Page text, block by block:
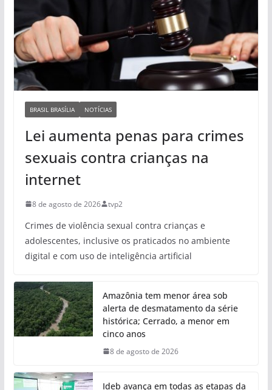
BRASIL BRASÍLIA NOTÍCIAS
Lei aumenta penas para crimes
sexuais contra crianças na
internet
8 de agosto de 2026 tvp2
Crimes de violência sexual contra crianças e
adolescentes, inclusive os praticados no ambiente
digital e com uso de inteligência artificial
Amazônia tem menor área sob
alerta de desmatamento da série
histórica; Cerrado, a menor em
cinco anos
8 de agosto de 2026
Ideb avança em todas as etapas da